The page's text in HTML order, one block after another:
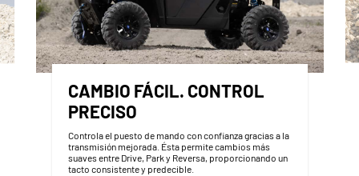
CAMBIO FÁCIL. CONTROL
PRECISO
Controla el puesto de mando con confianza gracias a la
transmisión mejorada. Ésta permite cambios más
suaves entre Drive, Park y Reversa, proporcionando un
tacto consistente y predecible.